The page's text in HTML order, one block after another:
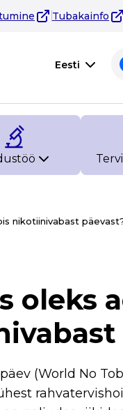
Tubakainfo
Eesti
nikotiinivabast
oleks
(World No